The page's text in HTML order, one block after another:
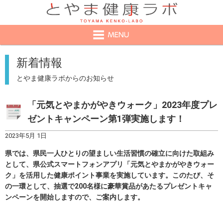
新着情報
とやま健康ラボからのお知らせ
「元気とやまかがやきウォーク」2023年度プレ
ゼントキャンペーン第1弾実施します！
2023年5月 1日
県では、県民一人ひとりの望ましい生活習慣の確立に向けた取組み
として、県公式スマートフォンアプリ「元気とやまかがやきウォー
ク」を活用した健康ポイント事業を実施しています。このたび、そ
の一環として、抽選で200名様に豪華賞品があたるプレゼントキャ
ンペーンを開始しますので、ご案内します。